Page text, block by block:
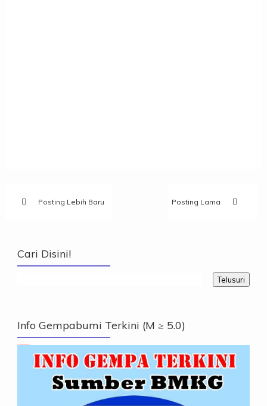
Posting Lebih Baru Posting Lama
Cari Disini!
Info Gempabumi Terkini (M ≥ 5.0)